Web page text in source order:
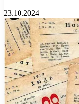
23.10.2024